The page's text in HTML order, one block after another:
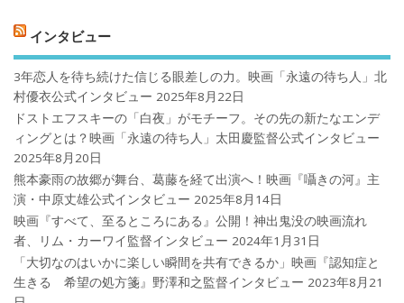
インタビュー
3年恋人を待ち続けた信じる眼差しの力。映画「永遠の待ち人」北
村優衣公式インタビュー 2025年8月22日
ドストエフスキーの「白夜」がモチーフ。その先の新たなエンデ
ィングとは？映画「永遠の待ち人」太田慶監督公式インタビュー
2025年8月20日
熊本豪雨の故郷が舞台、葛藤を経て出演へ！映画『囁きの河』主
演・中原丈雄公式インタビュー 2025年8月14日
映画『すべて、至るところにある』公開！神出鬼没の映画流れ
者、リム・カーワイ監督インタビュー 2024年1月31日
「大切なのはいかに楽しい瞬間を共有できるか」映画『認知症と
生きる 希望の処方箋』野澤和之監督インタビュー 2023年8月21